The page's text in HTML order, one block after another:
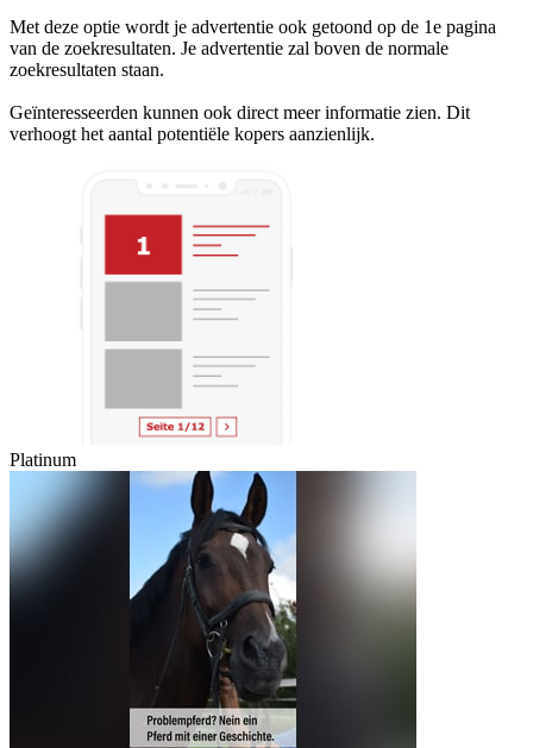
Met deze optie wordt je advertentie ook getoond op de 1e pagina
van de zoekresultaten. Je advertentie zal boven de normale
zoekresultaten staan.
Geïnteresseerden kunnen ook direct meer informatie zien. Dit
verhoogt het aantal potentiële kopers aanzienlijk.
Platinum